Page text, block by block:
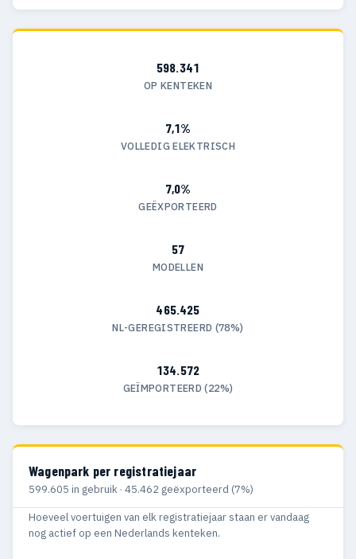
598.341
OP KENTEKEN
7,1%
VOLLEDIG ELEKTRISCH
7,0%
GEËXPORTEERD
57
MODELLEN
465.425
NL-GEREGISTREERD (78%)
134.572
GEÏMPORTEERD (22%)
Wagenpark per registratiejaar
599.605 in gebruik · 45.462 geëxporteerd (7%)
Hoeveel voertuigen van elk registratiejaar staan er vandaag
nog actief op een Nederlands kenteken.